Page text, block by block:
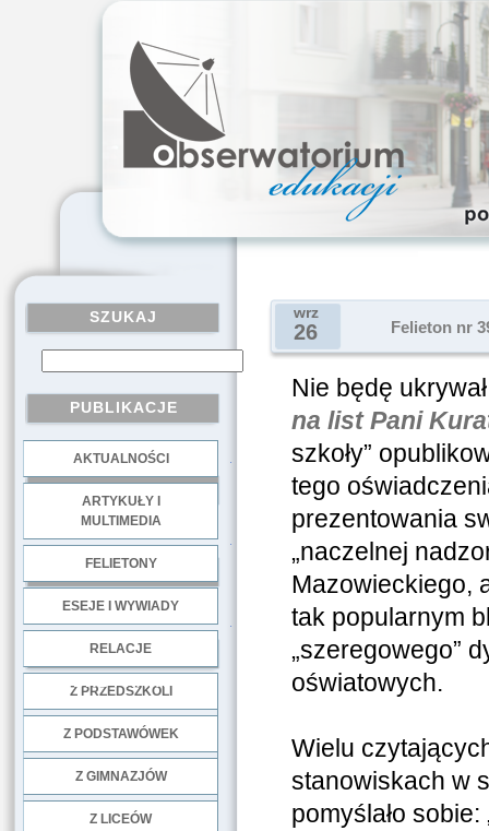
SZUKAJ
PUBLIKACJE
AKTUALNOŚCI
ARTYKUŁY I
MULTIMEDIA
FELIETONY
ESEJE I WYWIADY
RELACJE
Z PRZEDSZKOLI
Z PODSTAWÓWEK
Z GIMNAZJÓW
Z LICEÓW
wrz
26 Felieton nr
Nie będę
na list Pani
szkoły”
tego
prezentowania
„naczelnej
Mazowieckiego,
tak popularnym
„szeregowego”
oświatowych.
Wielu
stanowiskach w
pomyślało